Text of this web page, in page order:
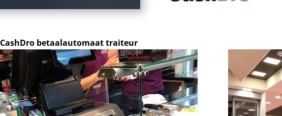
CashDro betaalautomaat traiteur